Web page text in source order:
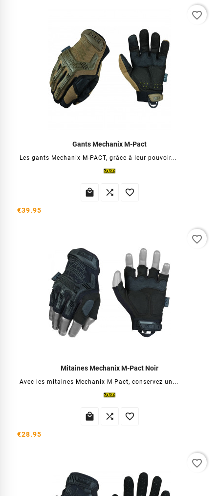
Gants Mechanix M-Pact
Les gants Mechanix M-PACT, grâce à leur pouvoir...
  
€39.95
favorite_border
Mitaines Mechanix M-Pact Noir
Avec les mitaines Mechanix M-Pact, conservez un...
  
€28.95
favorite_border
favorite_border